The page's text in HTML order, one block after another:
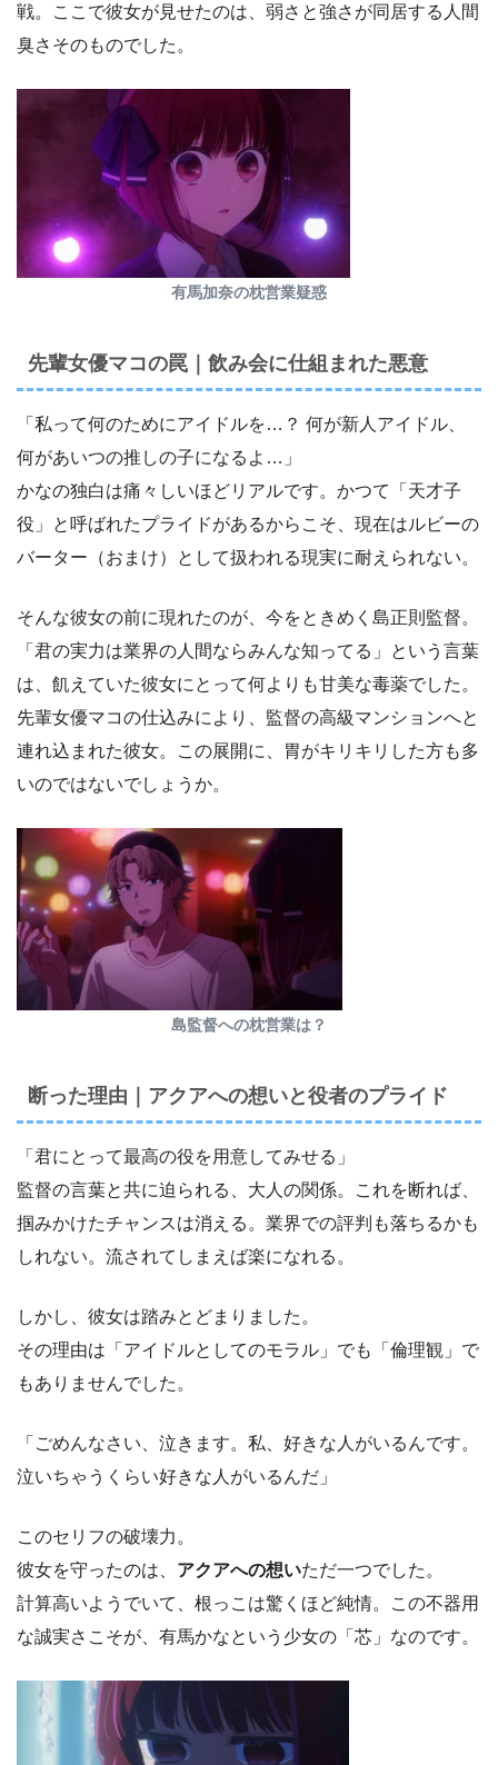
戦。ここで彼女が見せたのは、弱さと強さが同居する人間
臭さそのものでした。
有馬加奈の枕営業疑惑
先輩女優マコの罠｜飲み会に仕組まれた悪意
「私って何のためにアイドルを…？ 何が新人アイドル、
何があいつの推しの子になるよ…」
かなの独白は痛々しいほどリアルです。かつて「天才子
役」と呼ばれたプライドがあるからこそ、現在はルビーの
バーター（おまけ）として扱われる現実に耐えられない。
そんな彼女の前に現れたのが、今をときめく島正則監督。
「君の実力は業界の人間ならみんな知ってる」という言葉
は、飢えていた彼女にとって何よりも甘美な毒薬でした。
先輩女優マコの仕込みにより、監督の高級マンションへと
連れ込まれた彼女。この展開に、胃がキリキリした方も多
いのではないでしょうか。
島監督への枕営業は？
断った理由｜アクアへの想いと役者のプライド
「君にとって最高の役を用意してみせる」
監督の言葉と共に迫られる、大人の関係。これを断れば、
掴みかけたチャンスは消える。業界での評判も落ちるかも
しれない。流されてしまえば楽になれる。
しかし、彼女は踏みとどまりました。
その理由は「アイドルとしてのモラル」でも「倫理観」で
もありませんでした。
「ごめんなさい、泣きます。私、好きな人がいるんです。
泣いちゃうくらい好きな人がいるんだ」
このセリフの破壊力。
彼女を守ったのは、 アクアへの想いただ一つでした。
計算高いようでいて、根っこは驚くほど純情。この不器用
な誠実さこそが、有馬かなという少女の「芯」なのです。